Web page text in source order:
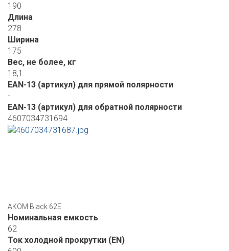
190
Длина
278
Ширина
175
Вес, не более, кг
18,1
EAN-13 (артикул) для прямой полярности
-
EAN-13 (артикул) для обратной полярности
4607034731694
АКОМ Black 62E
Номинальная емкость
62
Ток холодной прокрутки (EN)